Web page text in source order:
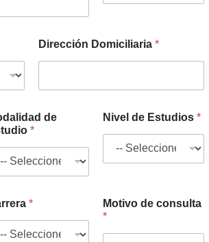
é
u
Dirección Domiciliaria *
de
*
Nivel de Estudios *
*
Motivo de consulta
*